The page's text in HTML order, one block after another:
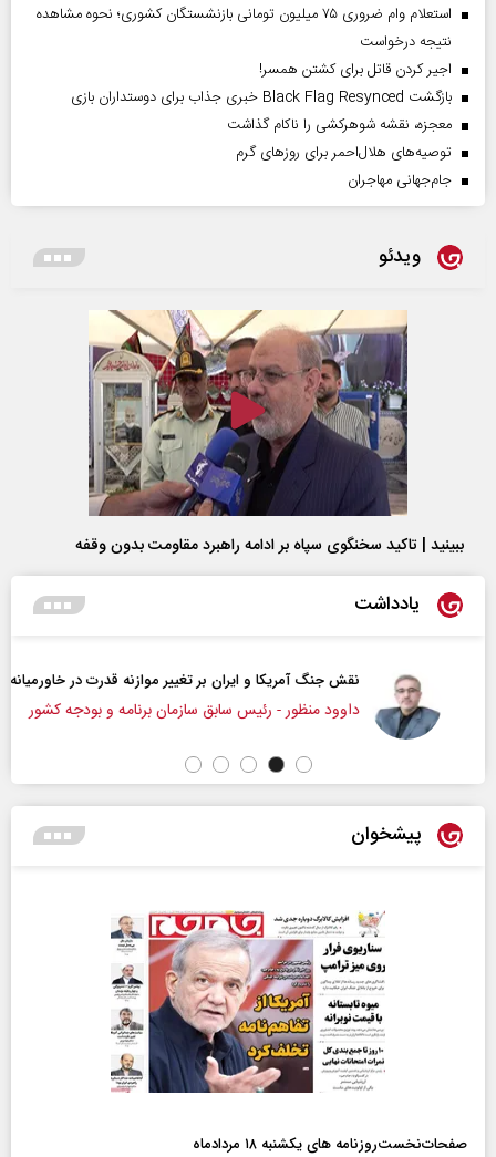
استعلام وام ضروری ۷۵ میلیون تومانی بازنشستگان کشوری؛ نحوه مشاهده
نتیجه درخواست
اجیر کردن قاتل برای کشتن همسر!
بازگشت Black Flag Resynced خبری جذاب برای دوستداران بازی
معجزه، نقشه شوهرکشی را ناکام گذاشت
توصیه‌های هلال‌احمر برای روز‌های گرم
جام‌جهانی مهاجران
ویدئو
ببینید | تاکید سخنگوی سپاه بر ادامه راهبرد مقاومت بدون وقفه
یادداشت
نقش جنگ آمریکا و ایران بر تغییر موازنه قدرت در خاورمیانه
داوود منظور - رئیس سابق سازمان برنامه و بودجه کشور
پیشخوان
صفحات‌نخست‌روزنامه ها‌ی یکشنبه ۱۸ مردادماه